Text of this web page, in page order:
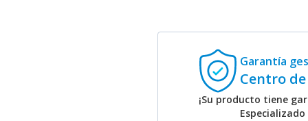
Garantía
Centro
¡Su producto tiene
Especializado